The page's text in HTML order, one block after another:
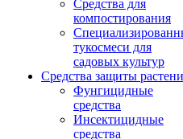
Средства для
компостирования
тукосмеси для
садовых культур
Средства защиты
Фунгицидные
средства
Инсектицидные
средства